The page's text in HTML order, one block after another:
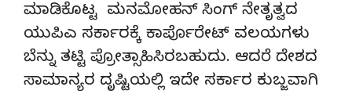
ಮಾಡಿಕೊಟ್ಟ ಮನಮೋಹನ್ ಸಿಂಗ್ ನೇತೃತ್ವದ
ಯುಪಿಎ ಸರ್ಕಾರಕ್ಕೆ ಕಾರ್ಪೊರೇಟ್ ವಲಯಗಳು
ಬೆನ್ನು ತಟ್ಟಿ ಪ್ರೋತ್ಸಾಹಿಸಿರಬಹುದು. ಆದರೆ ದೇಶದ
ಸಾಮಾನ್ಯರ ದೃಷ್ಟಿಯಲ್ಲಿ ಇದೇ ಸರ್ಕಾರ ಕುಬ್ಜವಾಗಿ